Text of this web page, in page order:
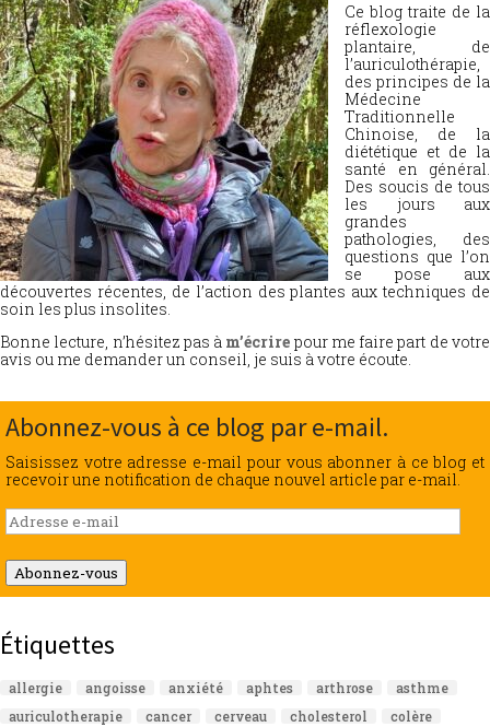
Ce blog traite de la
réflexologie
plantaire, de
l’auriculothérapie,
des principes de la
Médecine
Traditionnelle
Chinoise, de la
diététique et de la
santé en général.
Des soucis de tous
les jours aux
grandes
pathologies, des
questions que l’on
se pose aux
découvertes récentes, de l’action des plantes aux techniques de
soin les plus insolites.
Bonne lecture, n’hésitez pas à m’écrire pour me faire part de votre
avis ou me demander un conseil, je suis à votre écoute.
Abonnez-vous à ce blog par e-mail.
Saisissez votre adresse e-mail pour vous abonner à ce blog et
recevoir une notification de chaque nouvel article par e-mail.
Adresse
e-
mail
Abonnez-vous
Étiquettes
allergie angoisse anxiété aphtes arthrose
asthme
auriculotherapie
cancer cerveau cholesterol
colère